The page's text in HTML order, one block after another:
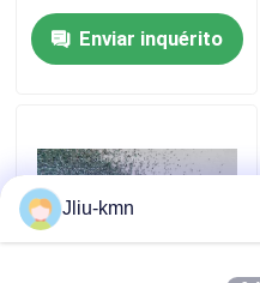
Notícias
VR
abrasivas
Enviar inquérito
Jliu-kmn